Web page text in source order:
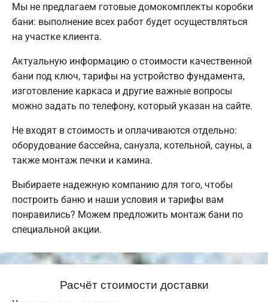
Мы не предлагаем готовые домокомплекты коробки
бани: выполнение всех работ будет осуществляться
на участке клиента.
Актуальную информацию о стоимости качественной
бани под ключ, тарифы на устройство фундамента,
изготовление каркаса и другие важные вопросы
можно задать по телефону, который указан на сайте.
Не входят в стоимость и оплачиваются отдельно:
оборудование бассейна, санузла, котельной, сауны, а
также монтаж печки и камина.
Выбираете надежную компанию для того, чтобы
построить баню и наши условия и тарифы вам
понравились? Можем предложить монтаж бани по
специальной акции.
Расчёт стоимости доставки